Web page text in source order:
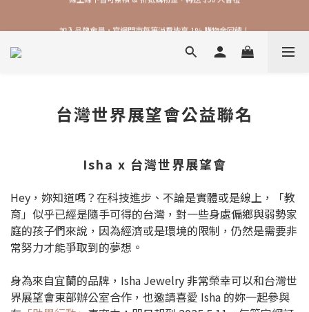
線上線下皆可累積 & 折抵購物金，再送 $50 入會禮
台灣世界展望會公益聯名
Isha x 台灣世界展望會
Hey，妳知道嗎？在科技進步、不論是實體或是線上，「教
育」似乎已經是隨手可得的台灣，對一些身處偏鄉與弱勢家
庭的孩子們來說， 因為經濟或是環境的限制， 仍然是需要非
常努力才能爭取到的夢想。
身為來自宜蘭的品牌，Isha Jewelry 非常榮幸可以和台灣世
界展望會東部辦公室合作，也邀請喜愛 Isha 的妳一起參與